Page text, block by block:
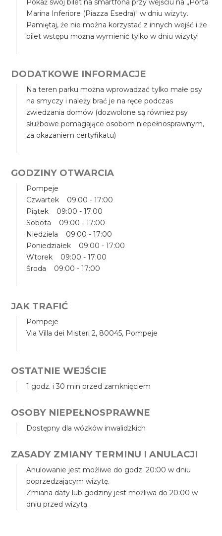
Pokaż swój bilet na smartfona przy wejściu na „Porta
Marina Inferiore (Piazza Esedra)" w dniu wizyty.
Pamiętaj, że nie można korzystać z innych wejść i że
bilet wstępu można wymienić tylko w dniu wizyty!
DODATKOWE INFORMACJE
Na teren parku można wprowadzać tylko małe psy
na smyczy i należy brać je na ręce podczas
zwiedzania domów (dozwolone są również psy
służbowe pomagające osobom niepełnosprawnym,
za okazaniem certyfikatu)
GODZINY OTWARCIA
Pompeje
Czwartek 09:00 - 17:00
Piątek 09:00 - 17:00
Sobota 09:00 - 17:00
Niedziela 09:00 - 17:00
Poniedziałek 09:00 - 17:00
Wtorek 09:00 - 17:00
Środa 09:00 - 17:00
JAK TRAFIĆ
Pompeje
Via Villa dei Misteri 2, 80045, Pompeje
OSTATNIE WEJŚCIE
1 godz. i 30 min przed zamknięciem
OSOBY NIEPEŁNOSPRAWNE
Dostępny dla wózków inwalidzkich
ZASADY ZMIANY TERMINU I ANULACJI
Anulowanie jest możliwe do godz. 20:00 w dniu
poprzedzającym wizytę.
Zmiana daty lub godziny jest możliwa do 20:00 w
dniu przed wizytą.